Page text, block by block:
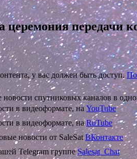
передачи
у вас должен быть доступ.
спутниковых каналов в
в видеоформате, на YouTube
в видеоформате, наRuTube
новости от SaleSatВКонтакте
Telegram группеSalesat_Chat